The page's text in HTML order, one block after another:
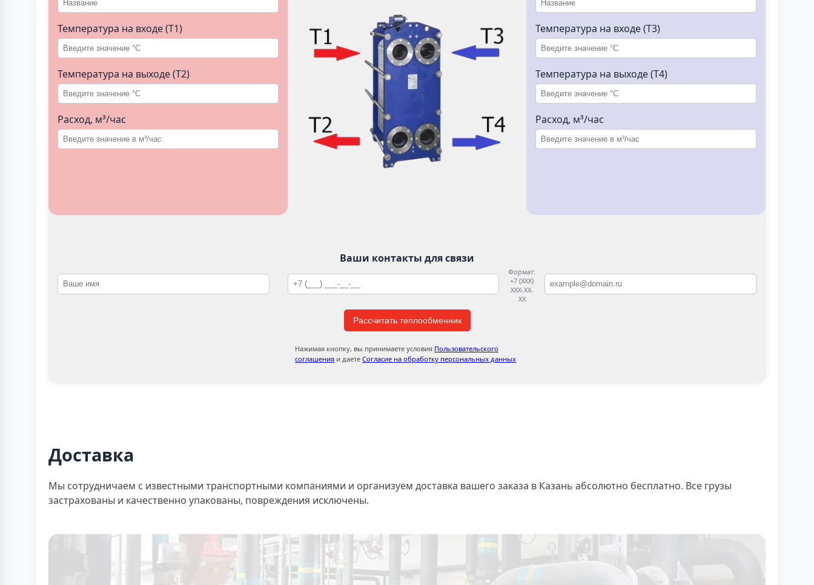
Температура на входе (T1)
Температура на выходе (T2)
Расход, м³/час
Температура на входе (T3)
Температура на выходе (T4)
Расход, м³/час
Ваши контакты для связи
Формат:
+7 (XXX)
XXX-XX-
XX
Рассчитать теплообменник
Нажимая кнопку, вы принимаете условия Пользовательского
соглашения и даете Согласие на обработку персональных данных
Доставка
Мы сотрудничаем с известными транспортными компаниями и организуем доставка вашего заказа в Казань абсолютно бесплатно. Все грузы
застрахованы и качественно упакованы, повреждения исключены.